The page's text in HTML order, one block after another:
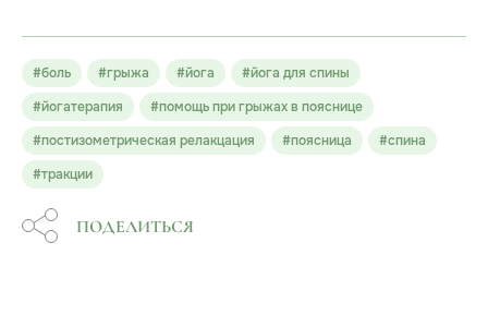
#боль #грыжа #йога
#йога для спины
#йогатерапия
#помощь при грыжах в пояснице
#постизометрическая релакцация
#поясница
#спина
#тракции
ПОДЕЛИТЬСЯ